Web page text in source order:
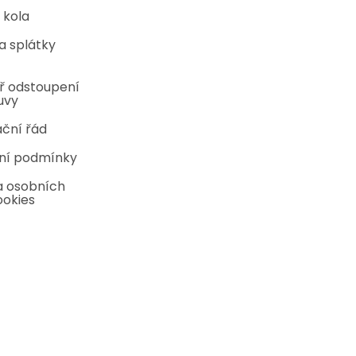
kola
splátky
odstoupení
řád
podmínky
osobních